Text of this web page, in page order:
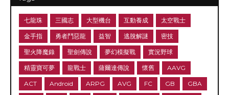
七龍珠 三國志 大型機台 互動養成 太空戰士
金手指 勇者鬥惡龍 益智 逃脫解謎 密技
聖火降魔錄 聖劍傳說 夢幻模擬戰 實況野球
精靈寶可夢 龍戰士 薩爾達傳說 懷舊 AAVG
ACT Android ARPG AVG FC GB GBA